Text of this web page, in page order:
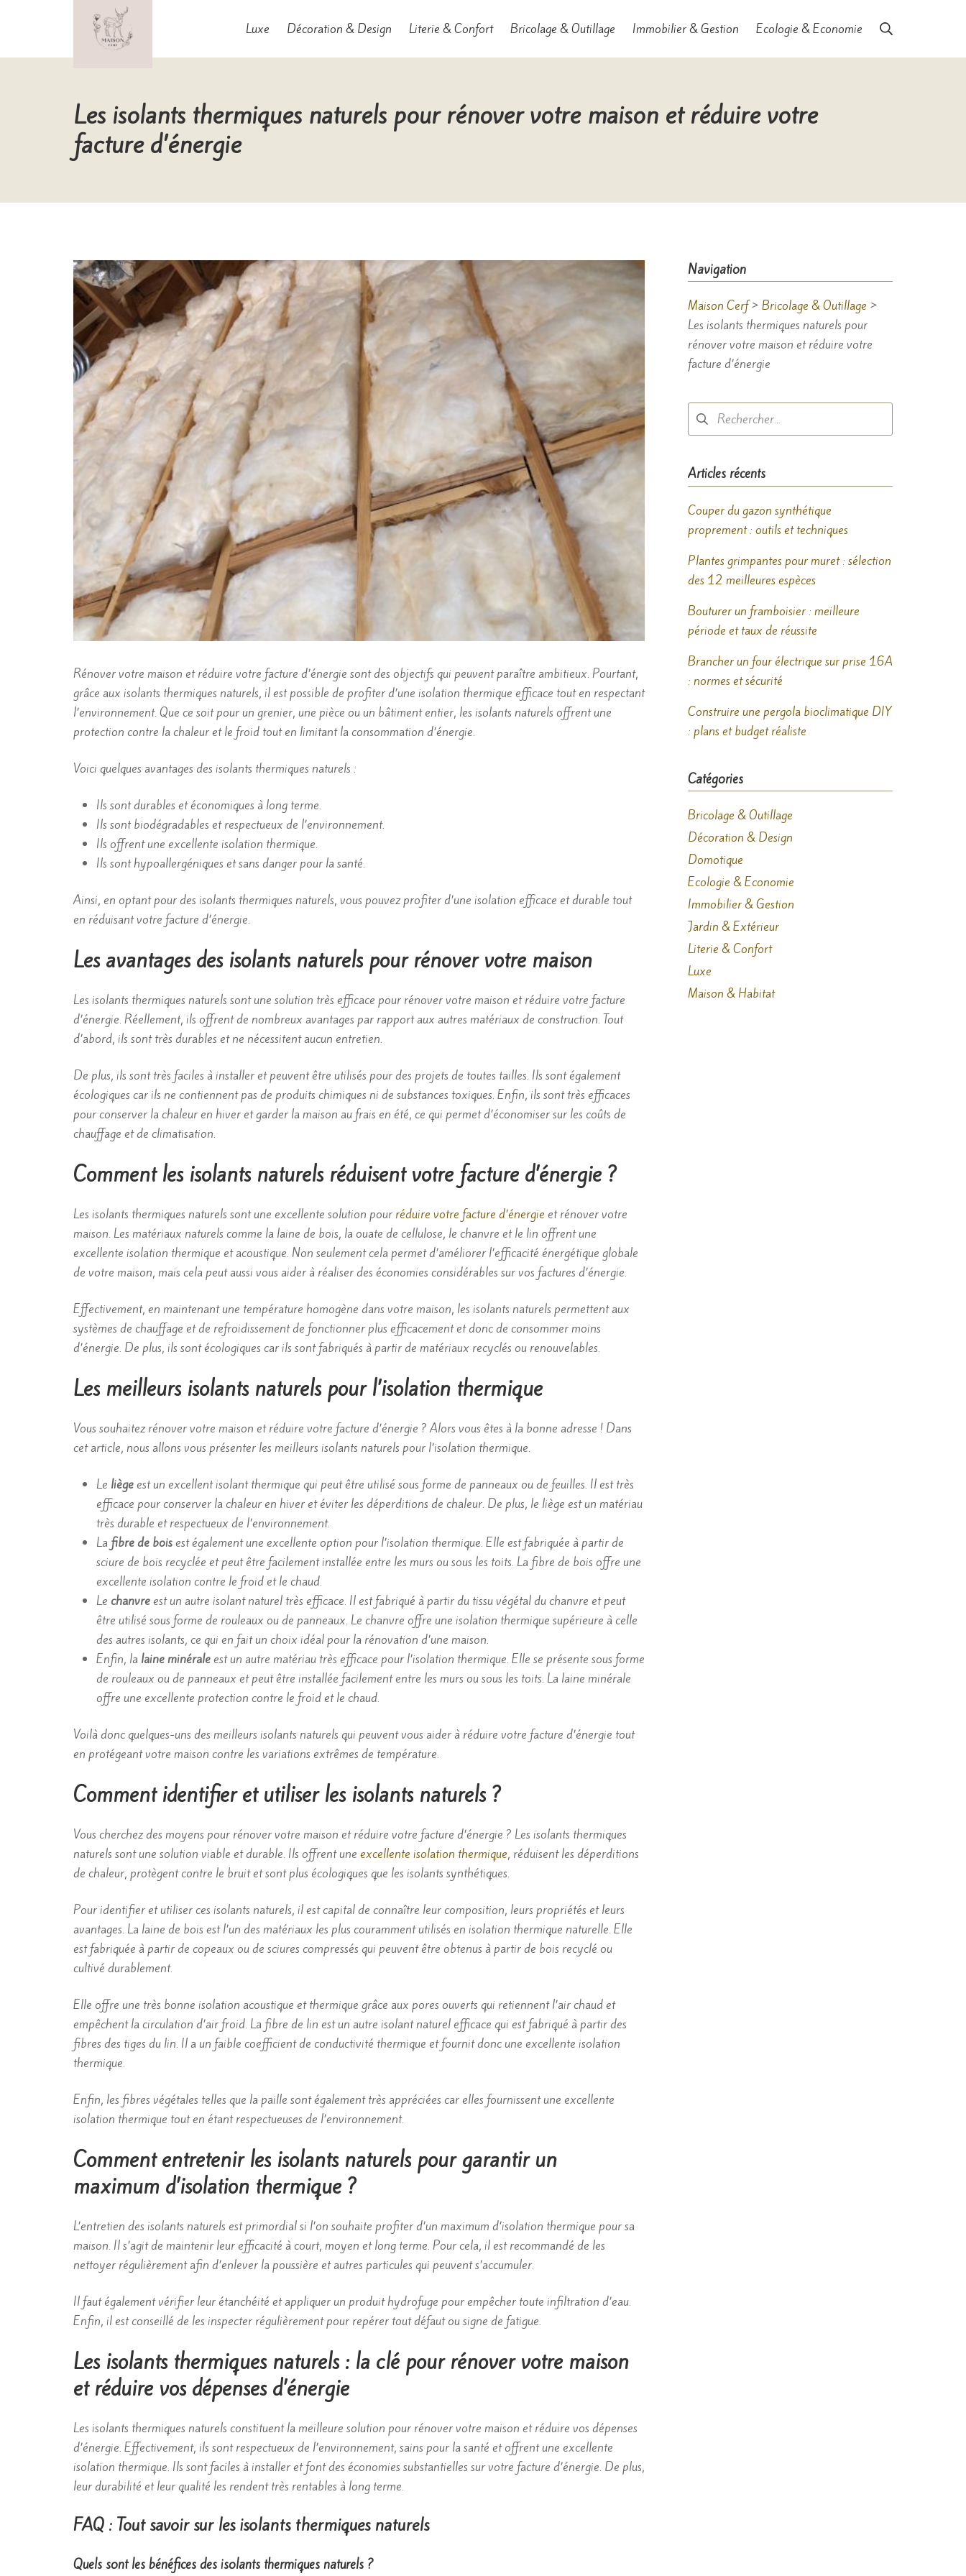
Luxe Décoration & Design Literie & Confort Bricolage & Outillage Immobilier & Gestion Ecologie & Economie
Les isolants thermiques naturels pour rénover votre maison et réduire votre
facture d’énergie
Rénover votre maison et réduire votre facture d’énergie sont des objectifs qui peuvent paraître ambitieux. Pourtant,
grâce aux isolants thermiques naturels, il est possible de profiter d’une isolation thermique efficace tout en respectant
l’environnement. Que ce soit pour un grenier, une pièce ou un bâtiment entier, les isolants naturels offrent une
protection contre la chaleur et le froid tout en limitant la consommation d’énergie.
Voici quelques avantages des isolants thermiques naturels :
Ils sont durables et économiques à long terme.
Ils sont biodégradables et respectueux de l’environnement.
Ils offrent une excellente isolation thermique.
Ils sont hypoallergéniques et sans danger pour la santé.
Ainsi, en optant pour des isolants thermiques naturels, vous pouvez profiter d’une isolation efficace et durable tout
en réduisant votre facture d’énergie.
Les avantages des isolants naturels pour rénover votre maison
Les isolants thermiques naturels sont une solution très efficace pour rénover votre maison et réduire votre facture
d’énergie. Réellement, ils offrent de nombreux avantages par rapport aux autres matériaux de construction. Tout
d’abord, ils sont très durables et ne nécessitent aucun entretien.
De plus, ils sont très faciles à installer et peuvent être utilisés pour des projets de toutes tailles. Ils sont également
écologiques car ils ne contiennent pas de produits chimiques ni de substances toxiques. Enfin, ils sont très efficaces
pour conserver la chaleur en hiver et garder la maison au frais en été, ce qui permet d’économiser sur les coûts de
chauffage et de climatisation.
Comment les isolants naturels réduisent votre facture d’énergie ?
Les isolants thermiques naturels sont une excellente solution pour réduire votre facture d’énergie et rénover votre
maison. Les matériaux naturels comme la laine de bois, la ouate de cellulose, le chanvre et le lin offrent une
excellente isolation thermique et acoustique. Non seulement cela permet d’améliorer l’efficacité énergétique globale
de votre maison, mais cela peut aussi vous aider à réaliser des économies considérables sur vos factures d’énergie.
Effectivement, en maintenant une température homogène dans votre maison, les isolants naturels permettent aux
systèmes de chauffage et de refroidissement de fonctionner plus efficacement et donc de consommer moins
d’énergie. De plus, ils sont écologiques car ils sont fabriqués à partir de matériaux recyclés ou renouvelables.
Les meilleurs isolants naturels pour l’isolation thermique
Vous souhaitez rénover votre maison et réduire votre facture d’énergie ? Alors vous êtes à la bonne adresse ! Dans
cet article, nous allons vous présenter les meilleurs isolants naturels pour l’isolation thermique.
Le liègeest un excellent isolant thermique qui peut être utilisé sous forme de panneaux ou de feuilles. Il est très
efficace pour conserver la chaleur en hiver et éviter les déperditions de chaleur. De plus, le liège est un matériau
très durable et respectueux de l’environnement.
La fibre de boisest également une excellente option pour l’isolation thermique. Elle est fabriquée à partir de
sciure de bois recyclée et peut être facilement installée entre les murs ou sous les toits. La fibre de bois offre une
excellente isolation contre le froid et le chaud.
Le chanvreest un autre isolant naturel très efficace. Il est fabriqué à partir du tissu végétal du chanvre et peut
être utilisé sous forme de rouleaux ou de panneaux. Le chanvre offre une isolation thermique supérieure à celle
des autres isolants, ce qui en fait un choix idéal pour la rénovation d’une maison.
Enfin, la laine minéraleest un autre matériau très efficace pour l’isolation thermique. Elle se présente sous forme
de rouleaux ou de panneaux et peut être installée facilement entre les murs ou sous les toits. La laine minérale
offre une excellente protection contre le froid et le chaud.
Voilà donc quelques-uns des meilleurs isolants naturels qui peuvent vous aider à réduire votre facture d’énergie tout
en protégeant votre maison contre les variations extrêmes de température.
Comment identifier et utiliser les isolants naturels ?
Vous cherchez des moyens pour rénover votre maison et réduire votre facture d’énergie ? Les isolants thermiques
naturels sont une solution viable et durable. Ils offrent une excellente isolation thermique, réduisent les déperditions
de chaleur, protègent contre le bruit et sont plus écologiques que les isolants synthétiques.
Pour identifier et utiliser ces isolants naturels, il est capital de connaître leur composition, leurs propriétés et leurs
avantages. La laine de bois est l’un des matériaux les plus couramment utilisés en isolation thermique naturelle. Elle
est fabriquée à partir de copeaux ou de sciures compressés qui peuvent être obtenus à partir de bois recyclé ou
cultivé durablement.
Elle offre une très bonne isolation acoustique et thermique grâce aux pores ouverts qui retiennent l’air chaud et
empêchent la circulation d’air froid. La fibre de lin est un autre isolant naturel efficace qui est fabriqué à partir des
fibres des tiges du lin. Il a un faible coefficient de conductivité thermique et fournit donc une excellente isolation
thermique.
Enfin, les fibres végétales telles que la paille sont également très appréciées car elles fournissent une excellente
isolation thermique tout en étant respectueuses de l’environnement.
Comment entretenir les isolants naturels pour garantir un
maximum d’isolation thermique ?
L’entretien des isolants naturels est primordial si l’on souhaite profiter d’un maximum d’isolation thermique pour sa
maison. Il s’agit de maintenir leur efficacité à court, moyen et long terme. Pour cela, il est recommandé de les
nettoyer régulièrement afin d’enlever la poussière et autres particules qui peuvent s’accumuler.
Il faut également vérifier leur étanchéité et appliquer un produit hydrofuge pour empêcher toute infiltration d’eau.
Enfin, il est conseillé de les inspecter régulièrement pour repérer tout défaut ou signe de fatigue.
Les isolants thermiques naturels : la clé pour rénover votre maison
et réduire vos dépenses d’énergie
Les isolants thermiques naturels constituent la meilleure solution pour rénover votre maison et réduire vos dépenses
d’énergie. Effectivement, ils sont respectueux de l’environnement, sains pour la santé et offrent une excellente
isolation thermique. Ils sont faciles à installer et font des économies substantielles sur votre facture d’énergie. De plus,
leur durabilité et leur qualité les rendent très rentables à long terme.
FAQ : Tout savoir sur les isolants thermiques naturels
Quels sont les bénéfices des isolants thermiques naturels ?
Navigation
Maison Cerf> Bricolage & Outillage >
Les isolants thermiques naturels pour
rénover votre maison et réduire votre
facture d’énergie
Rechercher :
Articles récents
Couper du gazon synthétique
proprement : outils et techniques
Plantes grimpantes pour muret : sélection
des 12 meilleures espèces
Bouturer un framboisier : meilleure
période et taux de réussite
Brancher un four électrique sur prise 16A
: normes et sécurité
Construire une pergola bioclimatique DIY
: plans et budget réaliste
Catégories
Bricolage & Outillage
Décoration & Design
Domotique
Ecologie & Economie
Immobilier & Gestion
Jardin & Extérieur
Literie & Confort
Luxe
Maison & Habitat